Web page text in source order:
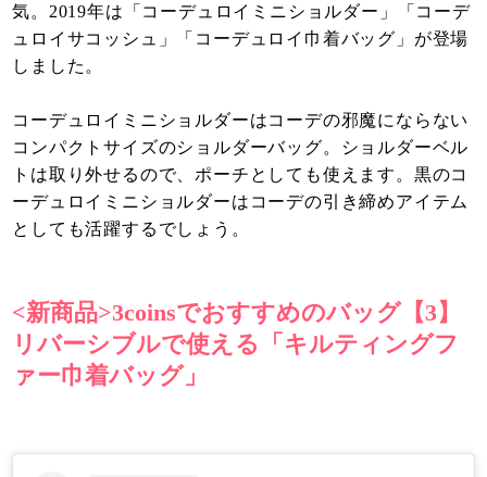
気。2019年は「コーデュロイミニショルダー」「コーデ
ュロイサコッシュ」「コーデュロイ巾着バッグ」が登場
しました。
コーデュロイミニショルダーはコーデの邪魔にならない
コンパクトサイズのショルダーバッグ。ショルダーベル
トは取り外せるので、ポーチとしても使えます。黒のコ
ーデュロイミニショルダーはコーデの引き締めアイテム
としても活躍するでしょう。
<新商品>3coinsでおすすめのバッグ【3】
リバーシブルで使える「キルティングフ
ァー巾着バッグ」